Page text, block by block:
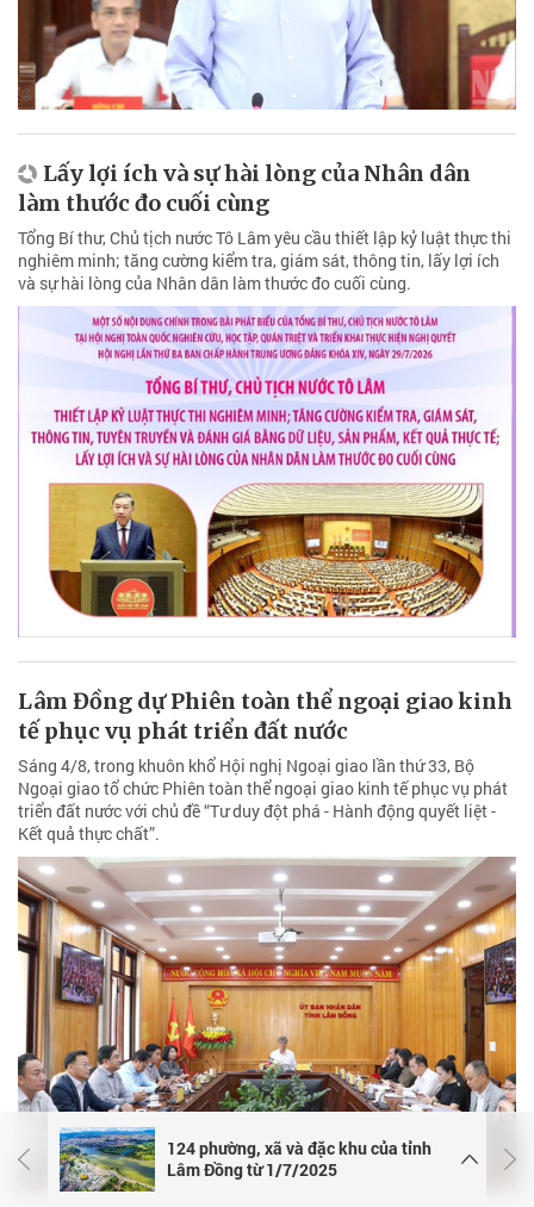
Lấy lợi ích và sự hài lòng của Nhân dân
làm thước đo cuối cùng
Tổng Bí thư, Chủ tịch nước Tô Lâm yêu cầu thiết lập kỷ luật thực thi
nghiêm minh; tăng cường kiểm tra, giám sát, thông tin, lấy lợi ích
và sự hài lòng của Nhân dân làm thước đo cuối cùng.
Lâm Đồng dự Phiên toàn thể ngoại giao kinh
tế phục vụ phát triển đất nước
Sáng 4/8, trong khuôn khổ Hội nghị Ngoại giao lần thứ 33, Bộ
Ngoại giao tổ chức Phiên toàn thể ngoại giao kinh tế phục vụ phát
triển đất nước với chủ đề “Tư duy đột phá - Hành động quyết liệt -
Kết quả thực chất”.
124 phường, xã và đặc khu của tỉnh
Lâm Đồng từ 1/7/2025